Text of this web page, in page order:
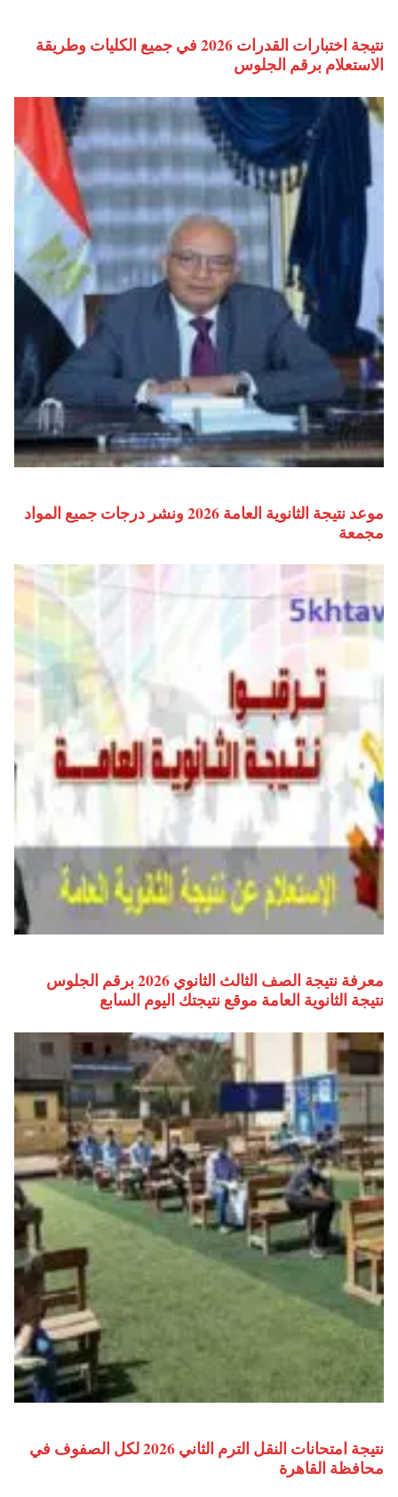
نتيجة اختبارات القدرات 2026 في جميع الكليات وطريقة
الاستعلام برقم الجلوس
موعد نتيجة الثانوية العامة 2026 ونشر درجات جميع المواد
مجمعة
معرفة نتيجة الصف الثالث الثانوي 2026 برقم الجلوس
نتيجة الثانوية العامة موقع نتيجتك اليوم السابع
نتيجة امتحانات النقل الترم الثاني 2026 لكل الصفوف في
محافظة القاهرة